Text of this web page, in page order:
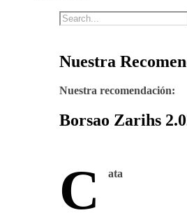
Nuestra
Nuestra recomendación:
Borsao Zarihs
C ata